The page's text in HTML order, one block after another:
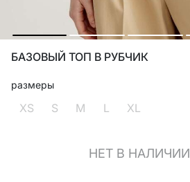
БАЗОВЫЙ ТОП В РУБЧИК
размеры
XS S M L XL
НЕТ В НАЛИЧИИ